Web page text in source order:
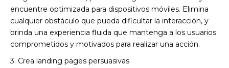
encuentre optimizada para dispositivos móviles. Elimina
cualquier obstáculo que pueda dificultar la interacción, y
brinda una experiencia fluida que mantenga a los usuarios
comprometidos y motivados para realizar una acción.
3. Crea landing pages persuasivas